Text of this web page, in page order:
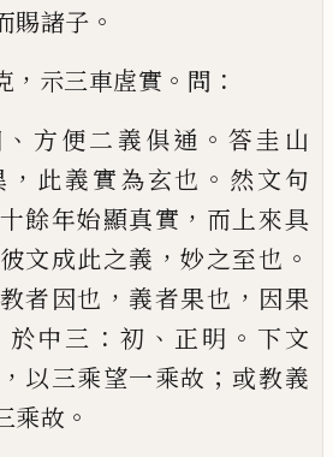
賜諸子 。
， 示三車虗實 。 問 ：
、 方便二義俱通 。答圭山
， 此義實為玄也 。 然文句
餘年始顯真實 ， 而上來具
文成此之義 ，妙之至也 。
教者因也 ， 義者果也 ， 因果
於中三 ： 初 、 正明 。 下文
， 以三乘望一乘故 ； 或教義
乘故 。